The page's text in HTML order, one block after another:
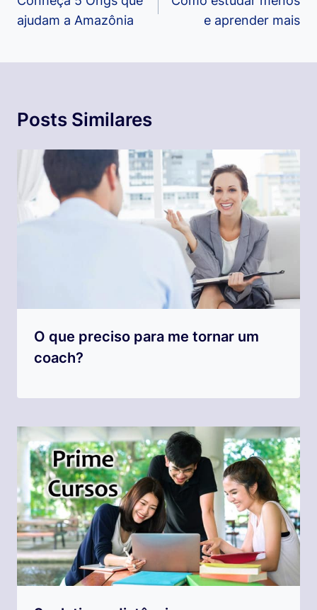
Post
ajudam a Amazônia
e aprender mais
Posts Similares
O que preciso para me tornar um
coach?